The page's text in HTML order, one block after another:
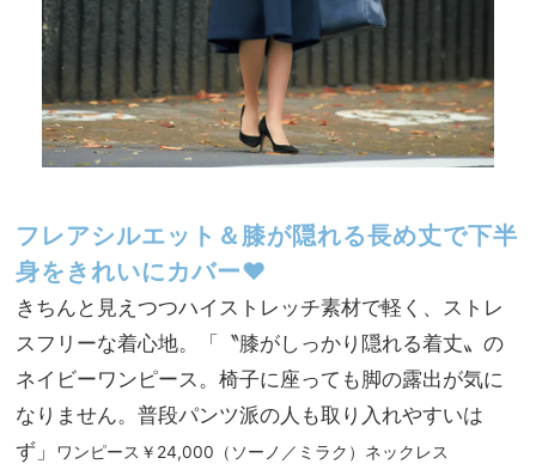
フレアシルエット＆膝が隠れる長め丈で下半
身をきれいにカバー♥
きちんと見えつつハイストレッチ素材で軽く、ストレ
スフリーな着心地。「〝膝がしっかり隠れる着丈〟の
ネイビーワンピース。椅子に座っても脚の露出が気に
なりません。普段パンツ派の人も取り入れやすいは
ず」
ワンピース￥24,000（ソーノ／ミラク）ネックレス